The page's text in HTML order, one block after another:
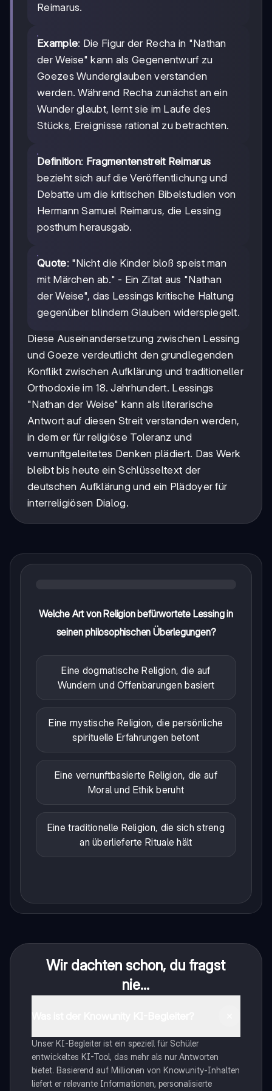
Reimarus.
Example: Die Figur der Recha in "Nathan
der Weise" kann als Gegenentwurf zu
Goezes Wunderglauben verstanden
werden. Während Recha zunächst an ein
Wunder glaubt, lernt sie im Laufe des
Stücks, Ereignisse rational zu betrachten.
Definition: Fragmentenstreit Reimarus
bezieht sich auf die Veröffentlichung und
Debatte um die kritischen Bibelstudien von
Hermann Samuel Reimarus, die Lessing
posthum herausgab.
Quote: "Nicht die Kinder bloß speist man
mit Märchen ab." - Ein Zitat aus "Nathan
der Weise", das Lessings kritische Haltung
gegenüber blindem Glauben widerspiegelt.
Diese Auseinandersetzung zwischen Lessing
und Goeze verdeutlicht den grundlegenden
Konflikt zwischen Aufklärung und traditioneller
Orthodoxie im 18. Jahrhundert. Lessings
"Nathan der Weise" kann als literarische
Antwort auf diesen Streit verstanden werden,
in dem er für religiöse Toleranz und
vernunftgeleitetes Denken plädiert. Das Werk
bleibt bis heute ein Schlüsseltext der
deutschen Aufklärung und ein Plädoyer für
interreligiösen Dialog.
Welche Art von Religion befürwortete Lessing in
seinen philosophischen Überlegungen?
Eine dogmatische Religion, die auf
Wundern und Offenbarungen basiert
Eine mystische Religion, die persönliche
spirituelle Erfahrungen betont
Eine vernunftbasierte Religion, die auf
Moral und Ethik beruht
Eine traditionelle Religion, die sich streng
an überlieferte Rituale hält
Wir dachten schon, du fragst
nie...
Unser KI-Begleiter ist ein speziell für Schüler
entwickeltes KI-Tool, das mehr als nur Antworten
bietet. Basierend auf Millionen von Knowunity-Inhalten
liefert er relevante Informationen, personalisierte